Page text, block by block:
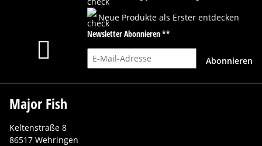
Neue Produkte als Erster entdecken
Newsletter Abonnieren **
E-Mail-Adresse
Abonnieren
Major Fish
Keltenstraße 8
86517 Wehringen